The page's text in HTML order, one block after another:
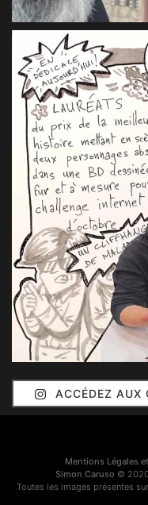
ACCÉDEZ AUX
Mentions Légales
Simon Caruso ©
Toutes les images présentes